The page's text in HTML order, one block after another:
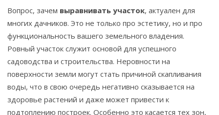
Вопрос, зачем выравнивать участок, актуален для
многих дачников. Это не только про эстетику, но и про
функциональность вашего земельного владения.
Ровный участок служит основой для успешного
садоводства и строительства. Неровности на
поверхности земли могут стать причиной скапливания
воды, что в свою очередь негативно сказывается на
здоровье растений и даже может привести к
подтоплению построек. Особенно это касается тех зон,